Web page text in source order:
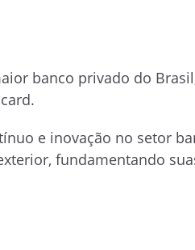
banco privado do
e inovação no setor
fundamentando